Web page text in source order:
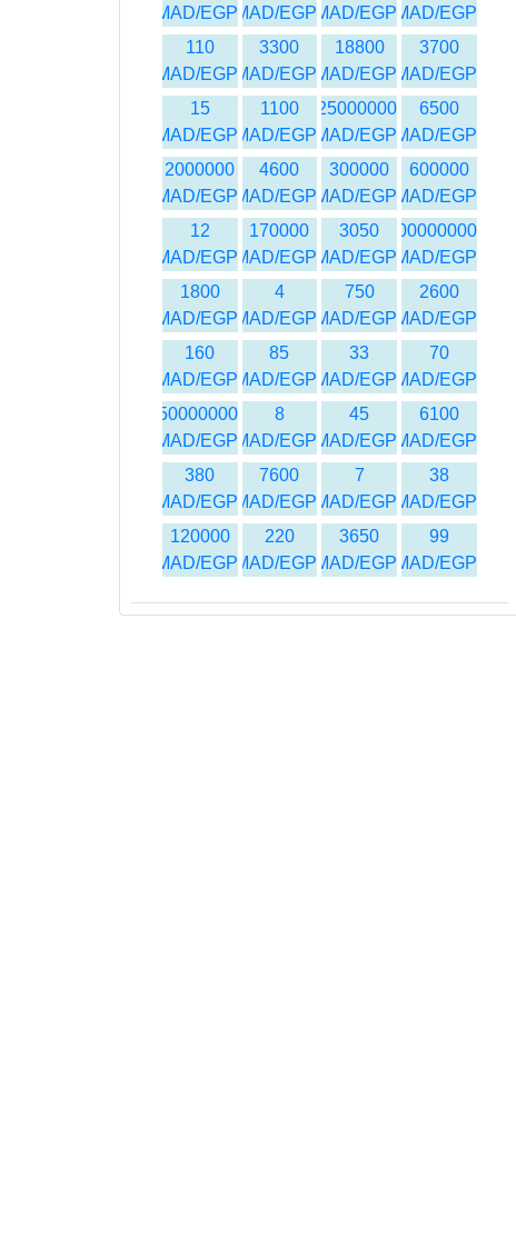
MAD/EGP
MAD/EGP
MAD/EGP
MAD/EGP
3700
MAD/EGP
18800
MAD/EGP
3300
MAD/EGP
110
MAD/EGP
6500
MAD/EGP
25000000
MAD/EGP
1100
MAD/EGP
15
MAD/EGP
600000
MAD/EGP
300000
MAD/EGP
4600
MAD/EGP
2000000
MAD/EGP
1000000000
MAD/EGP
3050
MAD/EGP
170000
MAD/EGP
12
MAD/EGP
2600
MAD/EGP
750
MAD/EGP
4
MAD/EGP
1800
MAD/EGP
70
MAD/EGP
33
MAD/EGP
85
MAD/EGP
160
MAD/EGP
6100
MAD/EGP
45
MAD/EGP
8
MAD/EGP
50000000
MAD/EGP
38
MAD/EGP
7
MAD/EGP
7600
MAD/EGP
380
MAD/EGP
99
MAD/EGP
3650
MAD/EGP
220
MAD/EGP
120000
MAD/EGP